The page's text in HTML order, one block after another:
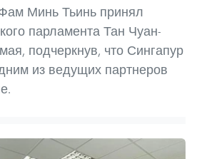
Минь Тьинь принял
парламента Тан Чуан-
подчеркнув, что Сингапур
из ведущих партнеров